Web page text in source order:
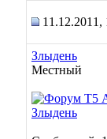
11.12.2011,
Злыдень
Местный